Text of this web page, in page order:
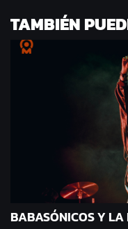
TAMBIÉN
BABASÓNICOS Y LA